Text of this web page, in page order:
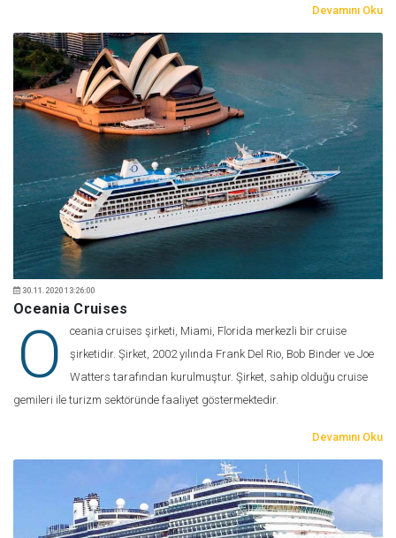
Devamını Oku
30.11.2020 13:26:00
Oceania Cruises
O
ceania cruises şirketi, Miami, Florida merkezli bir cruise
şirketidir. Şirket, 2002 yılında Frank Del Rio, Bob Binder ve Joe
Watters tarafından kurulmuştur. Şirket, sahip olduğu cruise
gemileri ile turizm sektöründe faaliyet göstermektedir.
Devamını Oku